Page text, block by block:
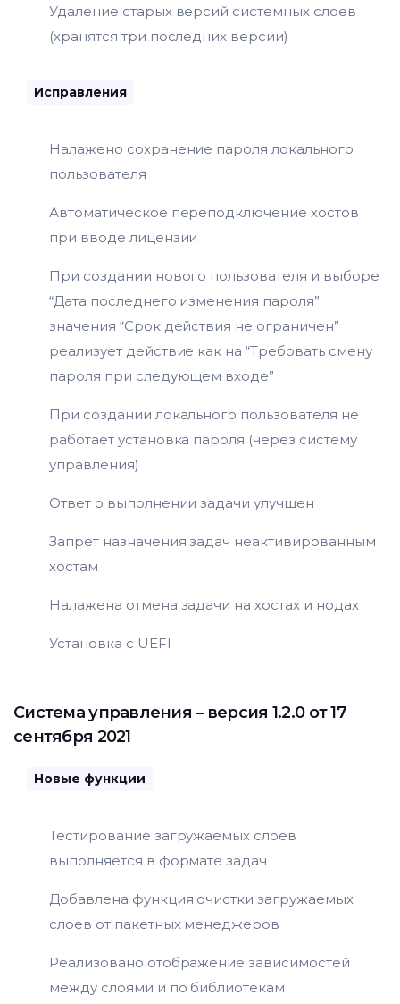
Удаление старых версий системных слоев
(хранятся три последних версии)
Исправления
Налажено сохранение пароля локального
пользователя
Автоматическое переподключение хостов
при вводе лицензии
При создании нового пользователя и выборе
“Дата последнего изменения пароля”
значения “Срок действия не ограничен”
реализует действие как на “Требовать смену
пароля при следующем входе”
При создании локального пользователя не
работает установка пароля (через систему
управления)
Ответ о выполнении задачи улучшен
Запрет назначения задач неактивированным
хостам
Налажена отмена задачи на хостах и нодах
Установка с UEFI
Система управления – версия 1.2.0 от 17
сентября 2021
Новые функции
Тестирование загружаемых слоев
выполняется в формате задач
Добавлена функция очистки загружаемых
слоев от пакетных менеджеров
Реализовано отображение зависимостей
между слоями и по библиотекам